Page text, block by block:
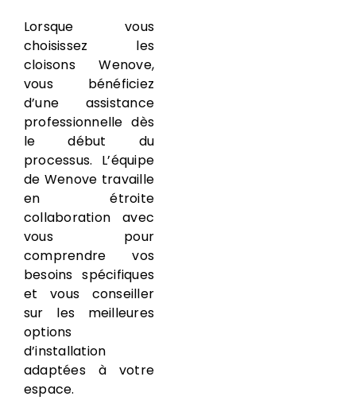
Lorsque vous
choisissez les
cloisons Wenove,
vous bénéficiez
d’une assistance
professionnelle dès
le début du
processus. L’équipe
de Wenove travaille
en étroite
collaboration avec
vous pour
comprendre vos
besoins spécifiques
et vous conseiller
sur les meilleures
options
d’installation
adaptées à votre
espace.